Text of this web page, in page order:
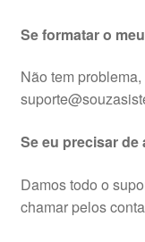
Se formatar o
Não tem
Se eu precisar de
Damos todo o
chamar pelos